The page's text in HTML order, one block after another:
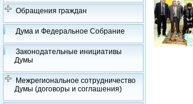
Обращения граждан
Дума и Федеральное Собрание
Законодательные инициативы
Думы
Межрегиональное сотрудничество
Думы (договоры и соглашения)